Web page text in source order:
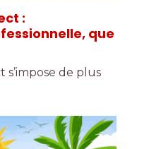
:
que
s’impose de plus